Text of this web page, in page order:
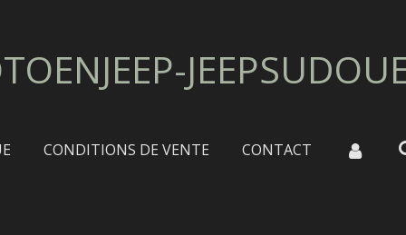
CONDITIONS DE VENTE CONTACT